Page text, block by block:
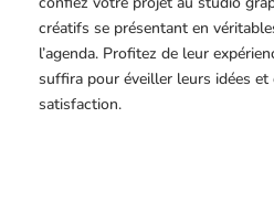
créatifs se présentant en
l’agenda. Profitez de leur
suffira pour éveiller leurs idées
satisfaction.